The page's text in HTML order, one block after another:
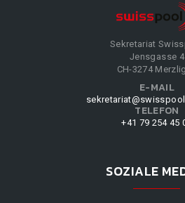
Sekretariat
Jensgasse 4
CH-3274
E-MAIL
TELEFON
+41 79 254 45
SOZIALE